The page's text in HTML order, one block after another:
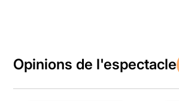
Opinions de l'espectacle